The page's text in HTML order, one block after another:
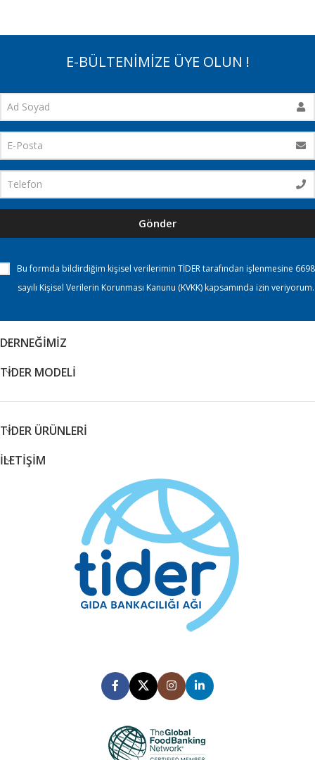
E-BÜLTENİMİZE ÜYE OLUN !
Gönder
Bu formda bildirdiğim kişisel verilerimin TİDER tarafından işlenmesine 6698
sayılı Kişisel Verilerin Korunması Kanunu (KVKK) kapsamında izin veriyorum.
DERNEĞİMİZ
TİDER MODELİ
TİDER ÜRÜNLERİ
İLETİŞİM